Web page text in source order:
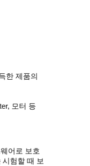
한 제품의
모터 등
어로 보호
시험할 때 보